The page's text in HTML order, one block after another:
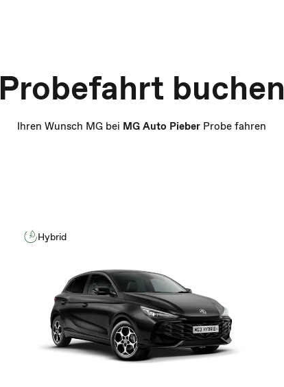
Probefahrt buchen
Ihren Wunsch MG bei MG Auto PieberProbe fahren
Hybrid